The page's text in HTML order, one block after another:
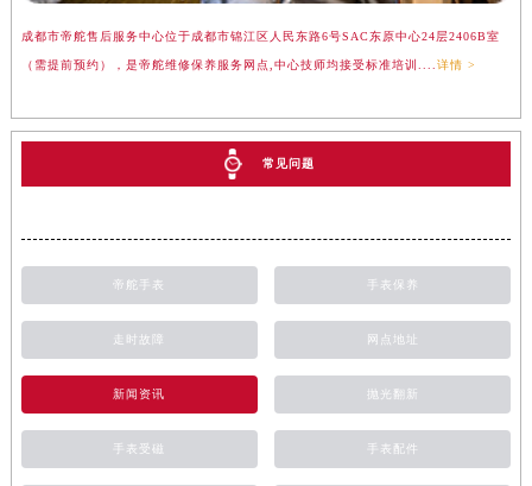
成都市帝舵售后服务中心位于成都市锦江区人民东路6号SAC东原中心24层2406B室
（需提前预约），是帝舵维修保养服务网点,中心技师均接受标准培训.... 详情 >
常见问题
帝舵手表 手表保养
走时故障 网点地址
新闻资讯 抛光翻新
手表受磁 手表配件